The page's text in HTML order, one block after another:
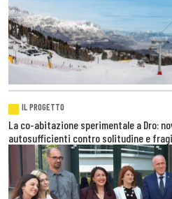
IL PROGETTO
La co-abitazione sperimentale a Dro:
autosufficienti contro solitudine e